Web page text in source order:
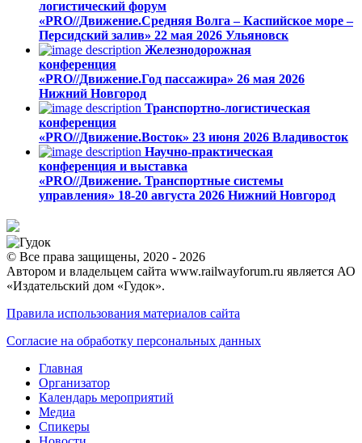
логистический форум
«PRO//Движение.Средняя Волга – Каспийское море –
Персидский залив» 22 мая 2026 Ульяновск
Железнодорожная
конференция
«PRO//Движение.Год пассажира» 26 мая 2026
Нижний Новгород
Транспортно-логистическая
конференция
«PRO//Движение.Восток» 23 июня 2026 Владивосток
Научно-практическая
конференция и выставка
«PRO//Движение. Транспортные системы
управления» 18-20 августа 2026 Нижний Новгород
© Все права защищены, 2020 - 2026
Автором и владельцем сайта www.railwayforum.ru является АО
«Издательский дом «Гудок».
Правила использования материалов сайта
Согласие на обработку персональных данных
Главная
Организатор
Календарь мероприятий
Медиа
Спикеры